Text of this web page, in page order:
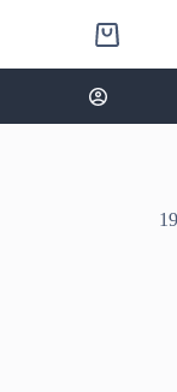
Shopping
cart